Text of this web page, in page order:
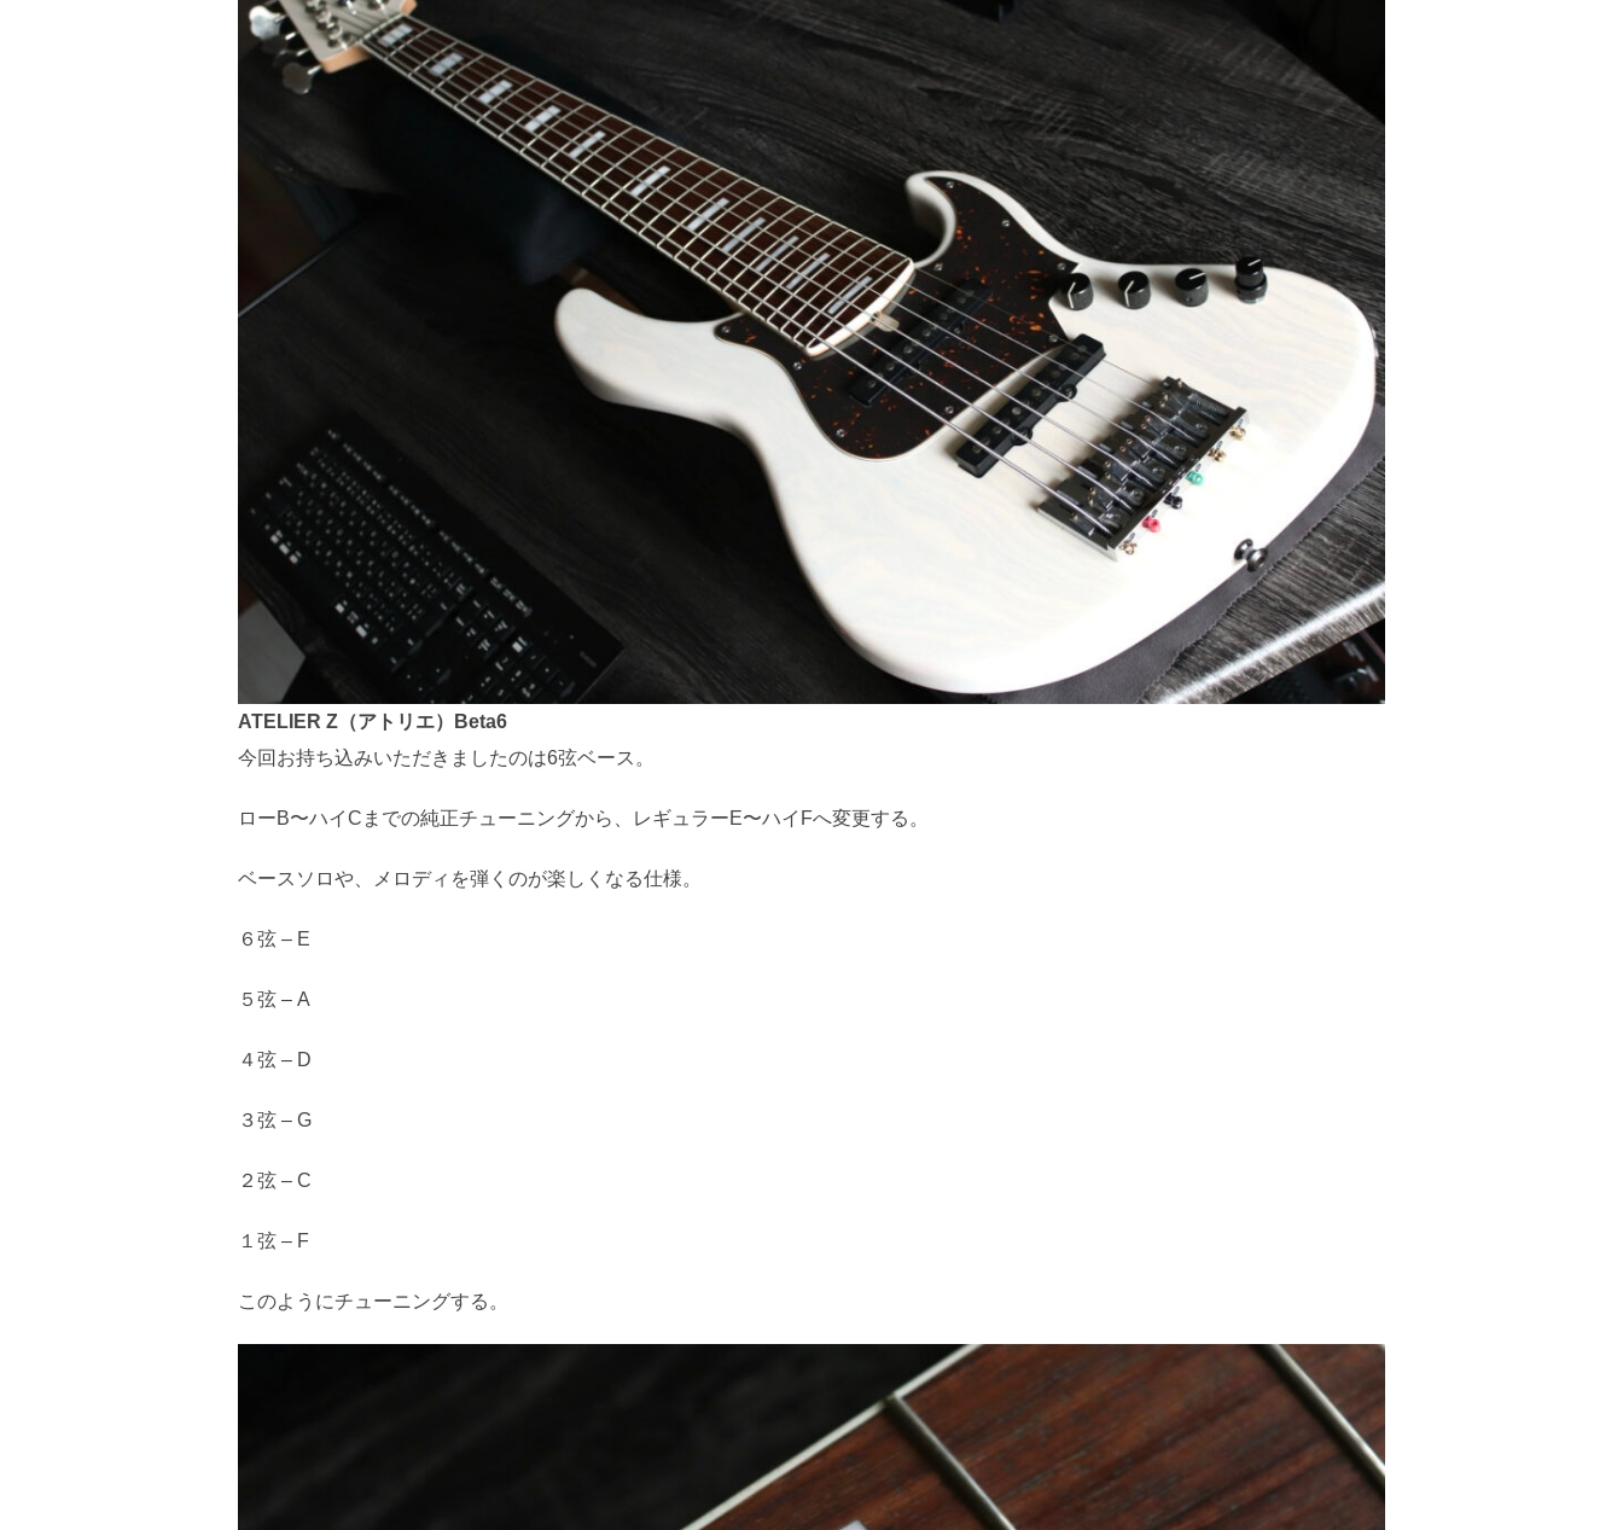
ATELIER Z（アトリエ）Beta6
今回お持ち込みいただきましたのは6弦ベース。
ローB〜ハイCまでの純正チューニングから、レギュラーE〜ハイFへ変更する。
ベースソロや、メロディを弾くのが楽しくなる仕様。
６弦 – E
５弦 – A
４弦 – D
３弦 – G
２弦 – C
１弦 – F
このようにチューニングする。